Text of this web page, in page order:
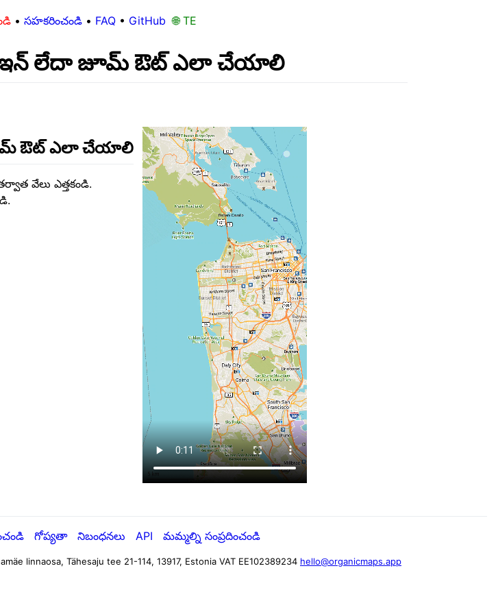
• సహకరించండి • FAQ • GitHub 🌐 TE
ఇన్ లేదా జూమ్ ఔట్ ఎలా చేయాలి
ఔట్ ఎలా చేయాలి
వేలు ఎత్తకండి.
గోప్యతా నిబంధనలు API మమ్మల్ని సంప్రదించండి
linnaosa, Tähesaju tee 21-114, 13917, Estonia VAT EE102389234 hello@organicmaps.app